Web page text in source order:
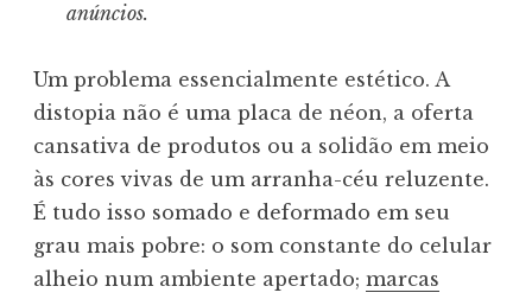
anúncios.
Um problema essencialmente estético. A
distopia não é uma placa de néon, a oferta
cansativa de produtos ou a solidão em meio
às cores vivas de um arranha-céu reluzente.
É tudo isso somado e deformado em seu
grau mais pobre: o som constante do celular
alheio num ambiente apertado; marcas